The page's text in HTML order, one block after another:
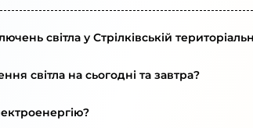
світла у Стрілківській
світла на сьогодні та завтра?